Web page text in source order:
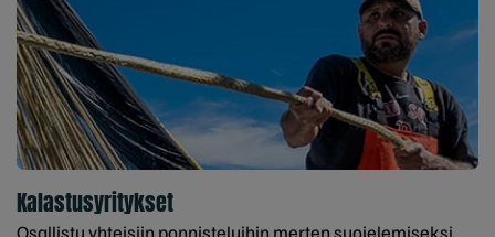
Kalastusyritykset
Osallistu yhteisiin ponnisteluihin merten suojelemiseksi